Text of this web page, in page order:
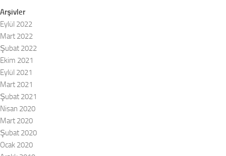
Arşivler
Eylül 2022
Mart 2022
Şubat 2022
Ekim 2021
Eylül 2021
Mart 2021
Şubat 2021
Nisan 2020
Mart 2020
Şubat 2020
Ocak 2020